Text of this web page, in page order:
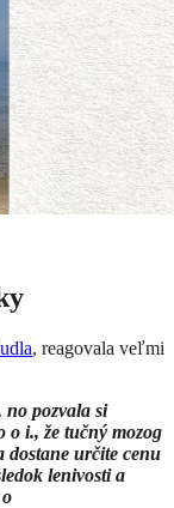
, reagovala veľmi
no pozvala si
o i., že tučný mozog
dostane určite cenu
lenivosti a